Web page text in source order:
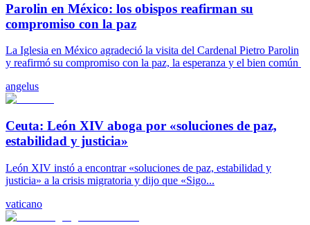
Parolin en México: los obispos reafirman su
compromiso con la paz
La Iglesia en México agradeció la visita del Cardenal Pietro Parolin
y reafirmó su compromiso con la paz, la esperanza y el bien común
angelus
Ceuta: León XIV aboga por «soluciones de paz,
estabilidad y justicia»
León XIV instó a encontrar «soluciones de paz, estabilidad y
justicia» a la crisis migratoria y dijo que «Sigo...
vaticano